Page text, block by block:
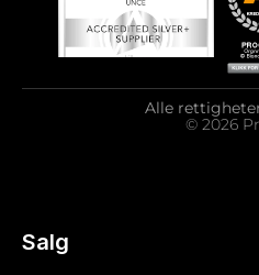
© 2026
Alle
Salg